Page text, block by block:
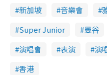
新加坡 音樂會
Super Junior
曼谷
演唱會
表演 演
香港